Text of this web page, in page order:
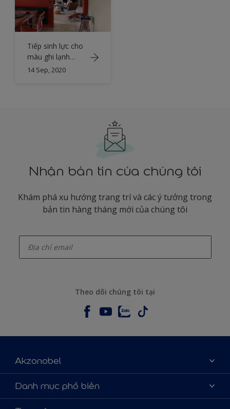
Tiếp sinh lực cho
màu ghi lạnh
bằng sắc đỏ rực
14 Sep, 2020
Nhận bản tin của chúng tôi
Khám phá xu hướng trang trí và các ý tưởng trong
bản tin hàng tháng mới của chúng tôi
Theo dõi chúng tôi tại
Akzonobel
Giới thiệu về AkzoNobel
Liên hệ chúng tôi
Danh mục phổ biến
Tìm màu sắc